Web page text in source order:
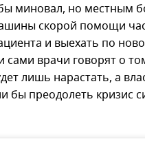
миновал, но местным
скорой помощи
и выехать по
сами врачи говорят о
лишь нарастать, а
бы преодолеть кризис